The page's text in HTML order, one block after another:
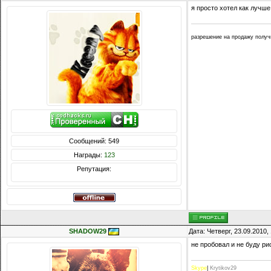
Сообщений: 549
Награды: 123
Репутация:
я просто хотел как
разрешение на продажу
SHADOW29
Дата: Четверг,
не пробовал и не буду
Skype Krytikov29